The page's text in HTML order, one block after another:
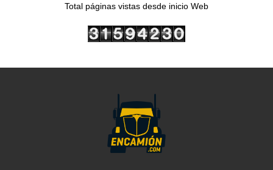
Total páginas vistas desde inicio Web